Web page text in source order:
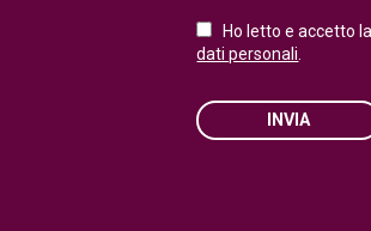
Ho letto e accetto
dati personali
INVIA